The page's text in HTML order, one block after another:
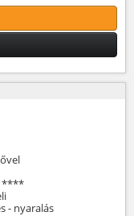
****
- nyaralás